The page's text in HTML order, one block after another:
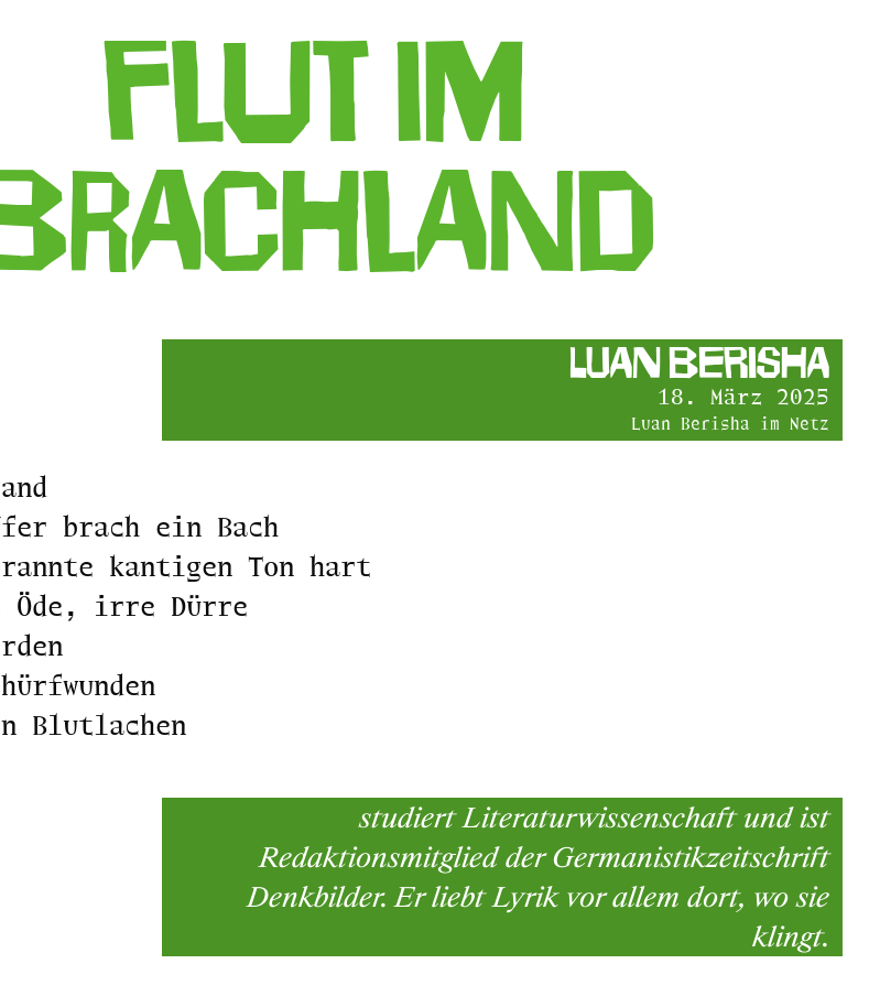
Flut im
Luan Berisha
18. März 2025
Luan Berisha im Netz
brach ein Bach
kantigen Ton hart
Öde, irre Dürre
Blutlachen
studiert Literaturwissenschaft und ist
Redaktionsmitglied der Germanistikzeitschrift
Denkbilder. Er liebt Lyrik vor allem dort, wo sie
klingt.